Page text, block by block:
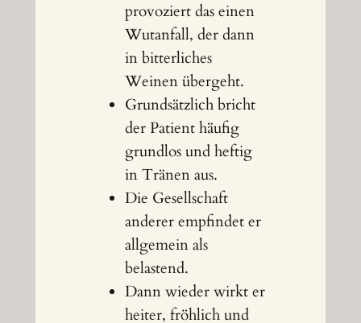
provoziert das einen
Wutanfall, der dann
in bitterliches
Weinen übergeht.
Grundsätzlich bricht
der Patient häufig
grundlos und heftig
in Tränen aus.
Die Gesellschaft
anderer empfindet er
allgemein als
belastend.
Dann wieder wirkt er
heiter, fröhlich und